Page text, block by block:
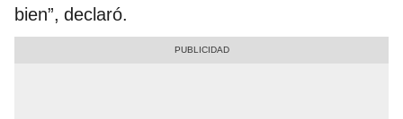
bien”, declaró.